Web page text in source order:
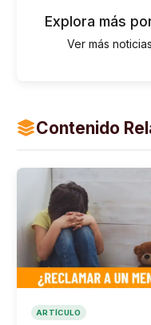
Explora más
Ver más
Contenido
ARTÍCULO